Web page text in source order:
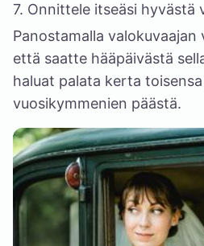
7. Onnittele itseäsi hyvästä
Panostamalla
että saatte hääpäivästä
haluat palata kerta
vuosikymmenien päästä.